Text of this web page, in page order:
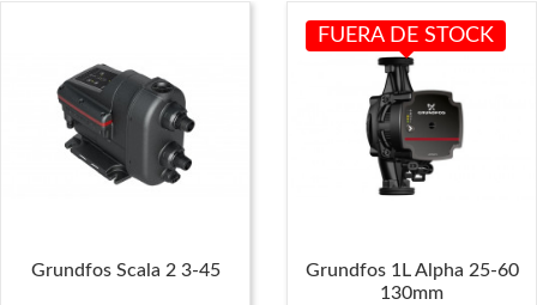
Grundfos Scala 2 3-45
Grundfos 1L Alpha 25-60
130mm
FUERA DE STOCK